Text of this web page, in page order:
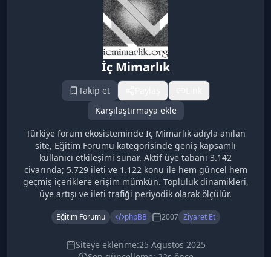
İç Mimarlık
Takip et
Karşılaştırmaya ekle
Türkiye forum ekosisteminde İç Mimarlık adıyla anılan
site, Eğitim Forumu kategorisinde geniş kapsamlı
kullanıcı etkileşimi sunar. Aktif üye tabanı 3.142
civarında; 5.729 ileti ve 1.122 konu ile hem güncel hem
geçmiş içeriklere erişim mümkün. Topluluk dinamikleri,
üye artışı ve ileti trafiği periyodik olarak ölçülür.
Eğitim Forumu phpBB 2007 Ziyaret Et
Siteye eklenme:25 Ağustos 2025